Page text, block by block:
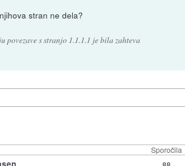
stran ne dela?
povezave s stranjo 1.1.1.1 je bila zahteva
Sporočila